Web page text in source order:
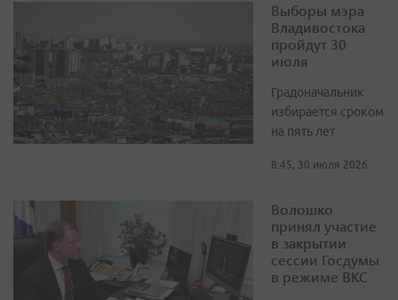
Выборы мэра
Владивостока
пройдут 30
июля
Градоначальник
избирается сроком
на пять лет
8:45, 30 июля 2026
Волошко
принял участие
в закрытии
сессии Госдумы
в режиме ВКС